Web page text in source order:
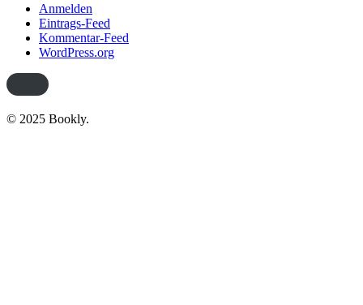
Anmelden
Eintrags-Feed
Kommentar-Feed
WordPress.org
© 2025 Bookly.